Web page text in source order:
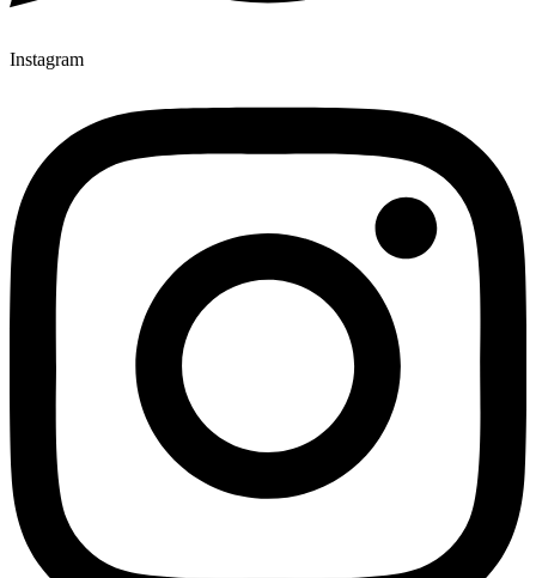
Instagram